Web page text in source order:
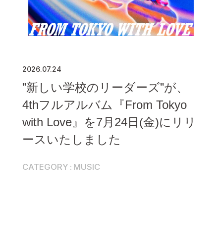
2026.07.24
”新しい学校のリーダーズ”が、
4thフルアルバム『From Tokyo
with Love』を7月24日(金)にリリ
ースいたしました
CATEGORY MUSIC